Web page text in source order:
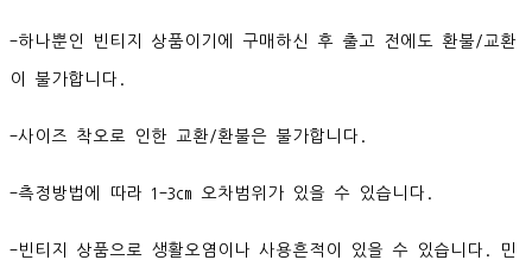
-하나뿐인 빈티지 상품이기에 구매하신 후 출고 전에도 환불/교환
이 불가합니다.
-사이즈 착오로 인한 교환/환불은 불가합니다.
-측정방법에 따라 1-3cm 오차범위가 있을 수 있습니다.
-빈티지 상품으로 생활오염이나 사용흔적이 있을 수 있습니다. 민